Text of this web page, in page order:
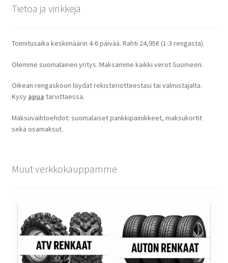
Tietoa ja vinkkejä
Toimitusaika keskimäärin 4-6 päivää. Rahti 24,95€ (1-3 rengasta).
Olemme suomalainen yritys. Maksamme kaikki verot Suomeen.
Oikean rengaskoon löydät rekisteriotteestasi tai valmistajalta.
Kysy apua tarvittaessa.
Maksuvaihtoehdot: suomalaiset pankkipainikkeet, maksukortit
sekä osamaksut.
Muut verkkokauppamme